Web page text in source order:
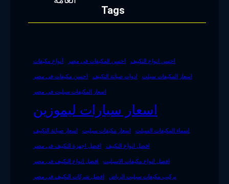
Tags
أنواع مكيفات احسن المكيفات في مصر احسن انواع التكييف
احسن مكيفات في مصر ادوات صيانة التكييف اسعار المكيفات سبلت
اسعار المكيفات سبليت في مصر
اسعار سيارات ليموزين
اسعار صيانة التكييف اسعار مكيفات سبليت اسماء المكيفات السبلت
افضل اجهزة التكييف فى مصر افضل انواع التكييف
افضل انواع التكييف فى مصر افضل انواع مكيفات الاسبليت
افضل شركات التكييف في مصر تركيب مكيفات سبليت الرياض